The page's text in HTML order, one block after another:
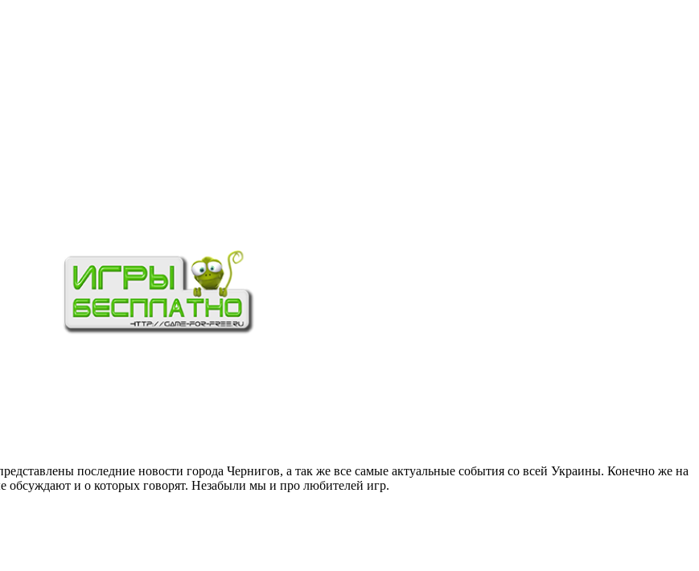
последние новости города Чернигов, а так же все самые актуальные события со всей Украины. Конечно же на
обсуждают и о которых говорят. Незабыли мы и про любителей игр.